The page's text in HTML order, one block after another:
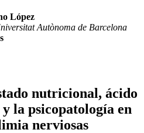
López
Autònoma de Barcelona
nutricional, ácido
la psicopatología en
nerviosas